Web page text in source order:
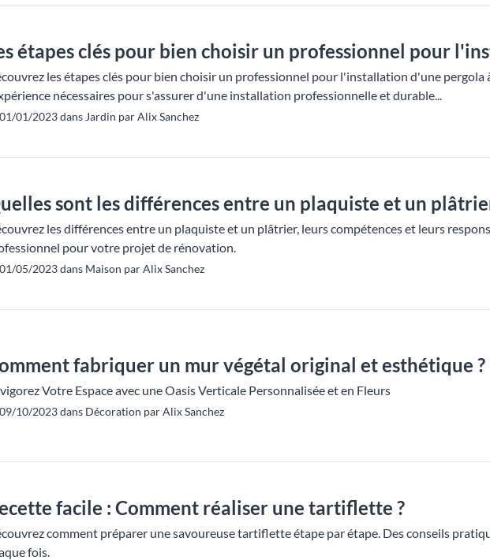
étapes clés pour bien choisir un professionnel pour
les étapes clés pour bien choisir un professionnel pour l'installation d'une
nécessaires pour s'assurer d'une installation professionnelle et durable...
01/2023 dans Jardin par Alix Sanchez
sont les différences entre un plaquiste et un
les différences entre un plaquiste et un plâtrier, leurs compétences et leurs
pour votre projet de rénovation.
05/2023 dans Maison par Alix Sanchez
fabriquer un mur végétal original et esthétique ?
Votre Espace avec une Oasis Verticale Personnalisée et en Fleurs
10/2023 dans Décoration par Alix Sanchez
facile : Comment réaliser une tartiflette ?
comment préparer une savoureuse tartiflette étape par étape. Des conseils
fois.